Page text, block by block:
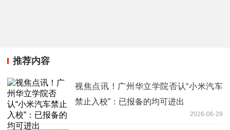
推荐内容
视焦点讯！广州华立学院否认“小米汽车
禁止入校”：已报备的均可进出
2026-06-29